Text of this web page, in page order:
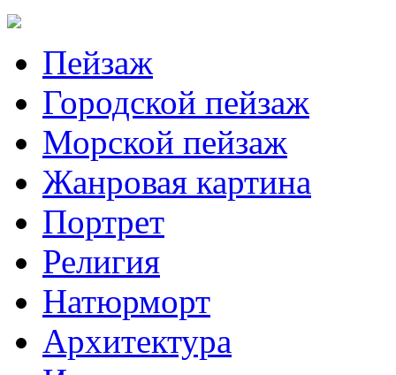
Пейзаж
Городской пейзаж
Морской пейзаж
Жанровая картина
Портрет
Религия
Натюрморт
Архитектура